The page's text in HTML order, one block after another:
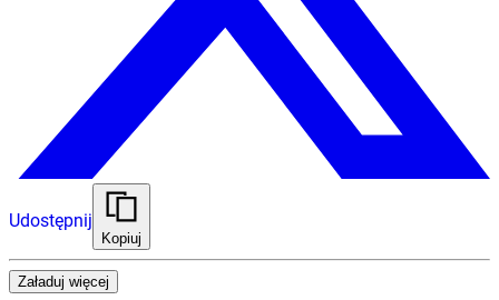
Udostępnij
Kopiuj
Załaduj więcej